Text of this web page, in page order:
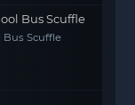
Bus Scuffle
Bus Scuffle